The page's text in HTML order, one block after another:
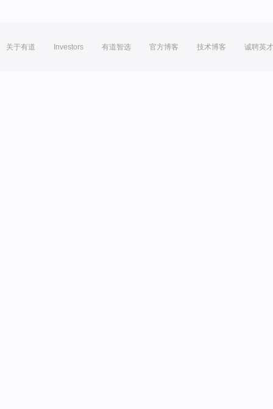
关于有道 Investors 有道智选 官方博客 技术博客 诚聘英才